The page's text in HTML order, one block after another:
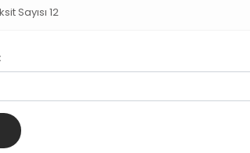
Sayısı 12
: